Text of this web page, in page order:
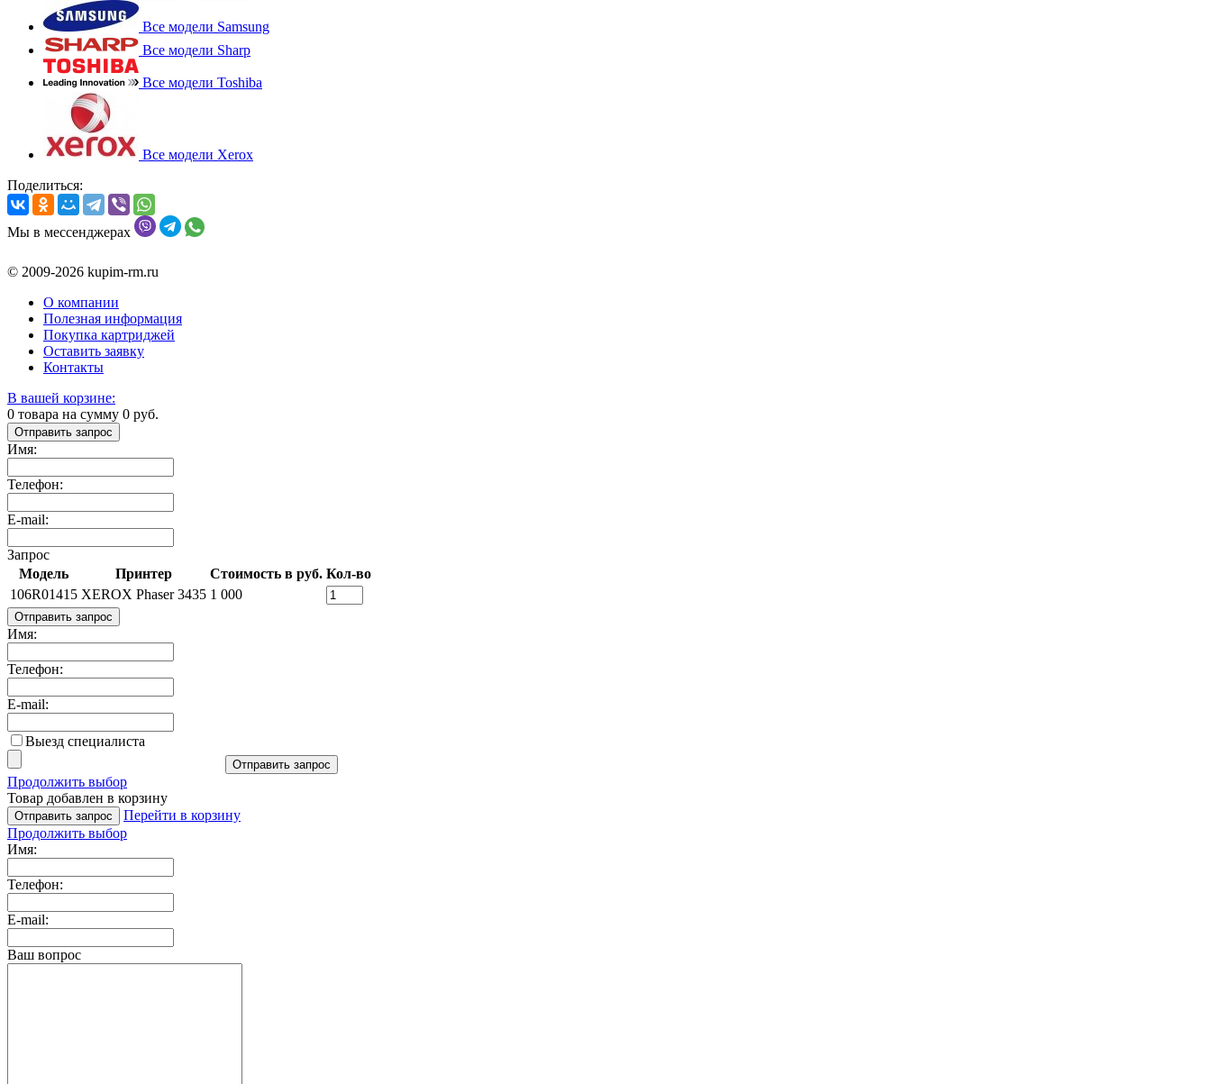
Все модели Samsung
Все модели Sharp
Все модели Toshiba
Все модели Xerox
Поделиться:
Мы в мессенджерах
© 2009-2026 kupim-rm.ru
О компании
Полезная информация
Покупка картриджей
Оставить заявку
Контакты
В вашей корзине:
0 товара на сумму 0 руб.
Отправить запрос
Имя:
Телефон:
E-mail:
Запрос
Модель
Принтер Стоимость в руб. Кол-во
106R01415 XEROX Phaser 3435 1 000
Отправить запрос
Имя:
Телефон:
E-mail:
Выезд специалиста
Отправить запрос
Продолжить выбор
Товар добавлен в корзину
Отправить запрос
Перейти в корзину
Продолжить выбор
Имя:
Телефон:
E-mail:
Ваш вопрос